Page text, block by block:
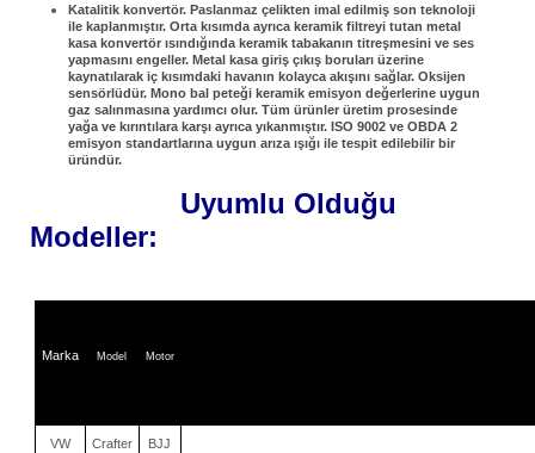
Katalitik konvertör. Paslanmaz çelikten imal edilmiş son teknoloji
ile kaplanmıştır. Orta kısımda ayrıca keramik filtreyi tutan metal
kasa konvertör ısındığında keramik tabakanın titreşmesini ve ses
yapmasını engeller. Metal kasa giriş çıkış boruları üzerine
kaynatılarak iç kısımdaki havanın kolayca akışını sağlar. Oksijen
sensörlüdür. Mono bal peteği keramik emisyon değerlerine uygun
gaz salınmasına yardımcı olur. Tüm ürünler üretim prosesinde
yağa ve kırıntılara karşı ayrıca yıkanmıştır. ISO 9002 ve OBDA 2
emisyon standartlarına uygun arıza ışığı ile tespit edilebilir bir
üründür.
Uyumlu Olduğu
Modeller:
Marka Model Motor
VW Crafter BJJ